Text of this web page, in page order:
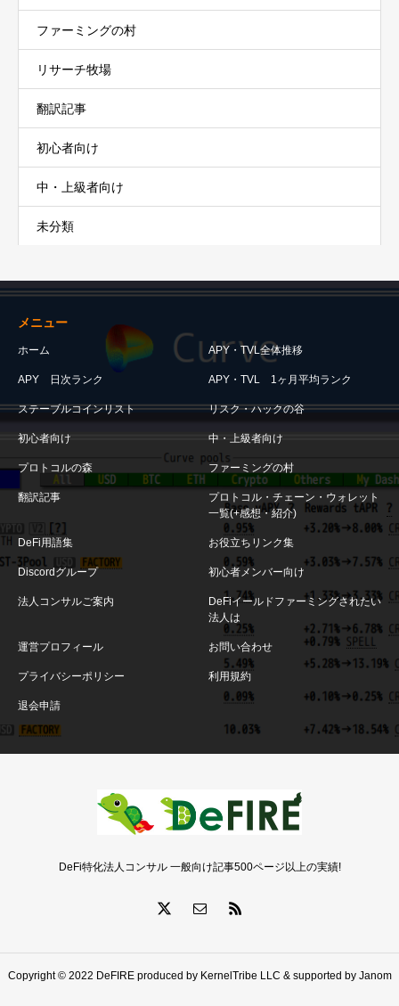
ファーミングの村
リサーチ牧場
翻訳記事
初心者向け
中・上級者向け
未分類
メニュー
ホーム APY・TVL全体推移
APY 日次ランク APY・TVL 1ヶ月平均ランク
ステーブルコインリスト リスク・ハックの谷
初心者向け 中・上級者向け
プロトコルの森 ファーミングの村
翻訳記事
プロトコル・チェーン・ウォレット
一覧(+感想・紹介)
DeFi用語集 お役立ちリンク集
Discordグループ 初心者メンバー向け
法人コンサルご案内
DeFiイールドファーミングされたい
法人は
運営プロフィール お問い合わせ
プライバシーポリシー 利用規約
退会申請
DeFi特化法人コンサル 一般向け記事500ページ以上の実績!
Copyright © 2022 DeFIRE produced by KernelTribe LLC & supported by Janom